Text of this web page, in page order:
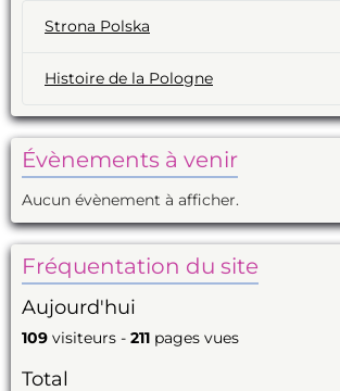
Strona Polska
Histoire de la Pologne
Évènements à venir
Aucun évènement à afficher.
Fréquentation du site
Aujourd'hui
109 visiteurs - 211 pages vues
Total